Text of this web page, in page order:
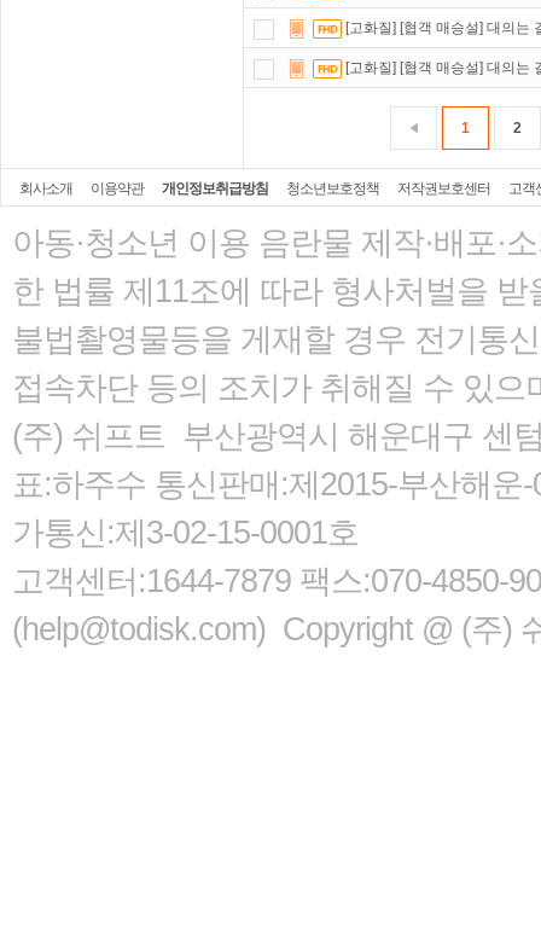
[고화질] [협객 매승설] 대의는
[고화질] [협객 매승설] 대의는
1 2
회사소개 이용약관 개인정보취급방침 청소년보호정책 저작권보호센터 고객
아동·청소년 이용 음란물 제작·배포·
한 법률 제11조에 따라 형사처벌을 받
불법촬영물등을 게재할 경우 전기통
접속차단 등의 조치가 취해질 수 있으
(주) 쉬프트 부산광역시 해운대구 센
표:하주수 통신판매:제2015-부산해
가통신:제3-02-15-0001호
고객센터:1644-7879 팩스:070-4850-
(help@todisk.com) Copyright @ (주)